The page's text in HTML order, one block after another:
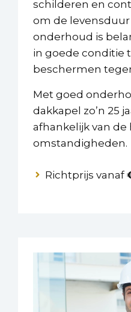
schilderen en
om de
onderhoud is
in goede conditie
beschermen
Met goed
dakkapel zo’n 25
afhankelijk van
omstandigheden.
Richtprijs vanaf